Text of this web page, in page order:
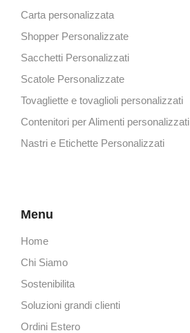
Carta personalizzata
Shopper Personalizzate
Sacchetti Personalizzati
Scatole Personalizzate
Tovagliette e tovaglioli personalizzati
Contenitori per Alimenti personalizzati
Nastri e Etichette Personalizzati
Menu
Home
Chi Siamo
Sostenibilita
Soluzioni grandi clienti
Ordini Estero